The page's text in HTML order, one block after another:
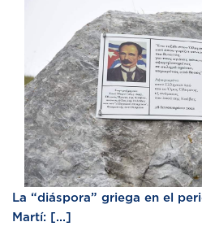
La “diáspora” griega en el
Martí: [...]